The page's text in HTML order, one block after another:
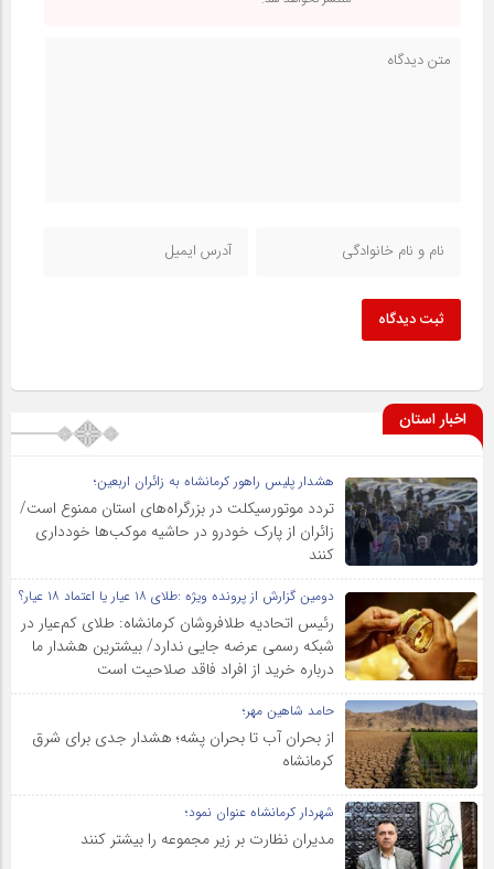
ثبت دیدگاه
اخبار استان
هشدار پلیس راهور کرمانشاه به زائران اربعین؛
تردد موتورسیکلت در بزرگراه‌های استان ممنوع است/
زائران از پارک خودرو در حاشیه موکب‌ها خودداری
کنند
دومین گزارش از پرونده ویژه :طلای ۱۸ عیار یا اعتماد ۱۸ عیار؟
رئیس اتحادیه طلافروشان کرمانشاه: طلای کم‌عیار در
شبکه رسمی عرضه جایی ندارد/ بیشترین هشدار ما
درباره خرید از افراد فاقد صلاحیت است
حامد شاهین مهر؛
از بحران آب تا بحران پشه؛ هشدار جدی برای شرق
کرمانشاه
شهردار کرمانشاه عنوان نمود؛
مدیران نظارت بر زیر مجموعه را بیشتر کنند